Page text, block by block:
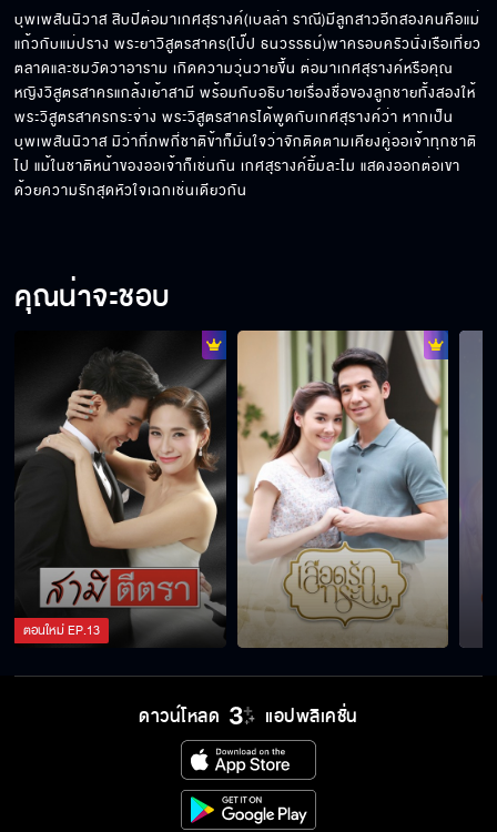
บุพเพสันนิวาส สิบปีต่อมาเกศสุรางค์(เบลล่า ราณี)มีลูกสาวอีกสองคนคือแม่
แก้วกับแม่ปราง พระยาวิสูตรสาคร(โป๊ป ธนวรรธน์)พาครอบครัวนั่งเรือเที่ยว
ตลาดและชมวัดวาอาราม เกิดความวุ่นวายขึ้น ต่อมาเกศสุรางค์หรือคุณ
หญิงวิสูตรสาครแกล้งเย้าสามี พร้อมกับอธิบายเรื่องชื่อของลูกชายทั้งสองให้
พระวิสูตรสาครกระจ่าง พระวิสูตรสาครได้พูดกับเกศสุรางค์ว่า หากเป็น
บุพเพสันนิวาส มิว่ากี่ภพกี่ชาติข้าก็มั่นใจว่าจักติดตามเคียงคู่ออเจ้าทุกชาติ
ไป แม้ในชาติหน้าของออเจ้าก็เช่นกัน เกศสุรางค์ยิ้มละไม แสดงออกต่อเขา
ด้วยความรักสุดหัวใจเฉกเช่นเดียวกัน
คุณน่าจะชอบ
ตอนใหม่EP.13
ดาวน์โหลด แอปพลิเคชั่น